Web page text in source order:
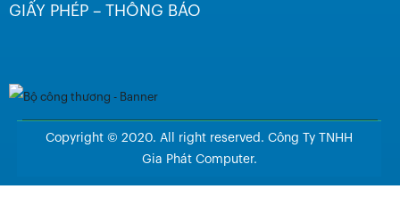
GIẤY PHÉP – THÔNG BÁO
Copyright © 2020. All right reserved. Công Ty TNHH
Gia Phát Computer.